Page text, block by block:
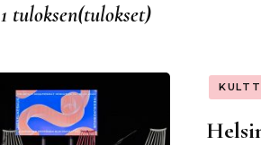
1 tuloksen(tulokset)